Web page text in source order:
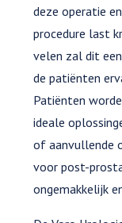
deze operatie
procedure last
velen zal dit
de patiënten
Patiënten
ideale
of aanvullende
voor post-
ongemakkelijk